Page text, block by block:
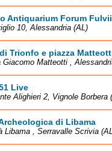
Antiquarium Forum Fulvii
10, Alessandria (AL)
Trionfo e piazza
Giacomo Matteotti ,
Live
Alighieri 2, Vignole Borbera
di Libama
Libama , Serravalle Scrivia